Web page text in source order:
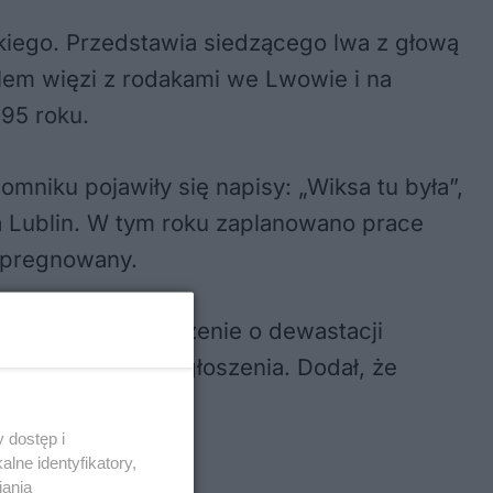
Przedstawia siedzącego lwa z głową
więzi z rodakami we Lwowie i na
roku.
pojawiły się napisy: „Wiksa tu była”,
Lublin. W tym roku zaplanowano prace
otrzymali zgłoszenie o dewastacji
takiego zgłoszenia. Dodał, że
dostęp i
identyfikatory,